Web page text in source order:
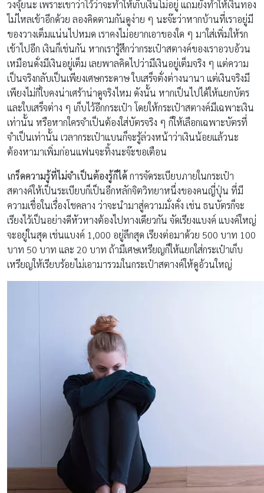
วงจุ้ยนะ เพราะเขาว่าไว้ว่าจะทำให้เก็บเงินไม่อยู่ แถมยังทำให้เงินทอง
ไม่ไหลเข้าอีกด้วย ลองคิดตามกันดูง่าย ๆ นะจ๊ะว่าหากบ้านที่เราอยู่มี
ของวางเต็มแน่นไปหมด เราคงไม่อยากเอาของใด ๆ มาใส่เพิ่มให้รก
เข้าไปอีก เงินก็เช่นกัน หากเรารู้สึกว่ากระเป๋าสตางค์ของเราอวบอ้วน
เหมือนดั่งมีเงินอยู่เต็ม เลยพาลคิดไปว่ามีเงินอยู่เต็มจริง ๆ แต่ความ
เป็นจริงกลับเป็นเพียงเศษกระดาษ ใบเสร็จตั่งต่างนานา แต่เงินจริงมี
เพียงไม่กี่ใบคงน่าเศร้าน่าดูจริงไหม ดังนั้น หากเป็นไปได้ให้แยกบัตร
และใบเสร็จต่าง ๆ เก็บไว้อีกกระเป๋า โดยให้กระเป๋าสตางค์มีเฉพาะเงิน
เท่านั้น หรือหากใครจำเป็นต้องใส่บัตรจริง ๆ ก็ให้เลือกเฉพาะบัตรที่
จำเป็นเท่านั้น เวลากระเป๋าแบนก็จะรู้ล่วงหน้าว่าเงินน้อยแล้วนะ
ต้องหามาเพิ่มก่อนแฟนจะทิ้งนะจ๊ะขอเตือน
เกร็ดความรู้ที่ไม่จำเป็นต้องรู้ก็ได้การจัดระเบียบภายในกระเป๋า
สตางค์ให้เป็นระเบียบก็เป็นอีกหลักจิตวิทยาหนึ่งของคนญี่ปุ่น ที่มี
ความเชื่อในเรื่องโชคลาง ว่าจะนำมาสู่ความมั่งคั่ง เช่น ธนบัตรก็จะ
เรียงไว้เป็นอย่างดีหัวหางต้องไปทางเดียวกัน จัดเรียงแบงค์ แบงค์ใหญ่
จะอยู่ในสุด เช่นแบงค์ 1,000 อยู่ลึกสุด เรียงต่อมาด้วย 500 บาท 100
บาท 50 บาท และ 20 บาท ถ้ามีเศษเหรียญก็ให้แยกใส่กระเป๋าเก็บ
เหรียญให้เรียบร้อยไม่เอามารวมในกระเป๋าสตางค์ให้ดูอ้วนใหญ่